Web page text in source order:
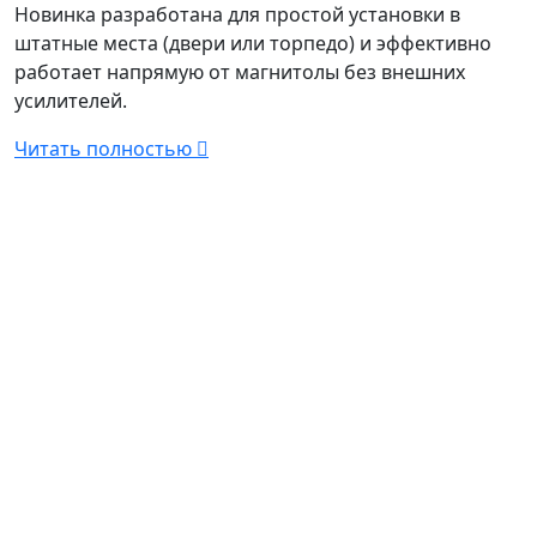
Новинка разработана для простой установки в
штатные места (двери или торпедо) и эффективно
работает напрямую от магнитолы без внешних
усилителей.
Читать полностью